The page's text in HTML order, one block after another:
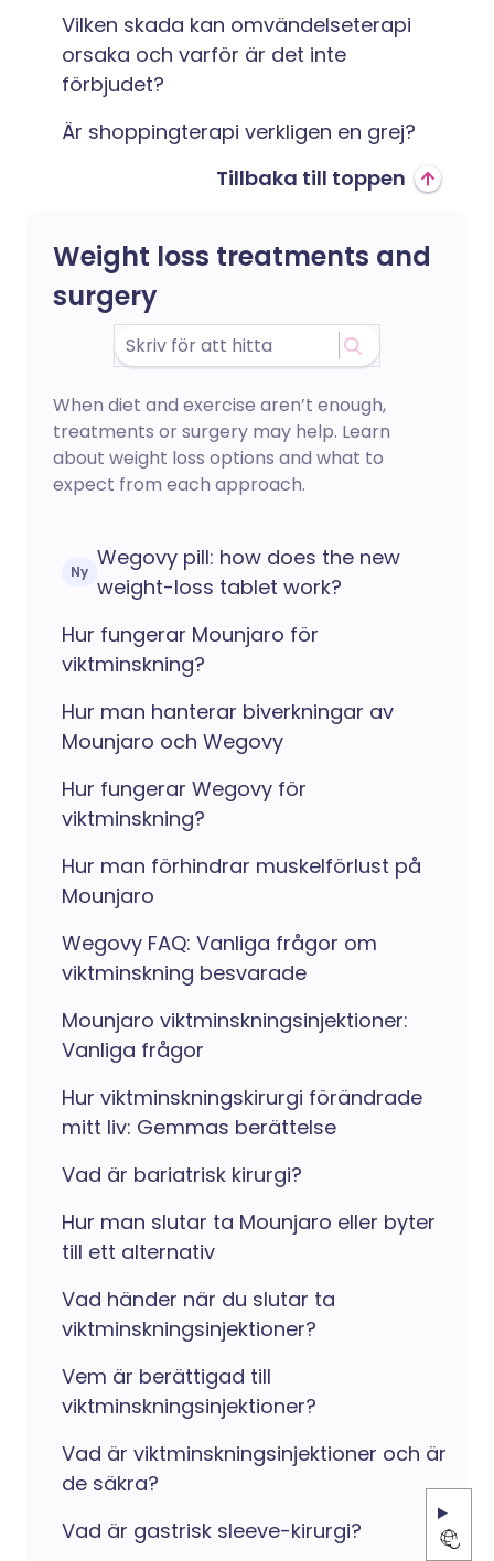
Vilken skada kan omvändelseterapi
orsaka och varför är det inte
förbjudet?
Är shoppingterapi verkligen en grej?
Tillbaka till toppen
Weight loss treatments and
surgery
When diet and exercise aren’t enough,
treatments or surgery may help. Learn
about weight loss options and what to
expect from each approach.
Ny
Wegovy pill: how does the new
weight-loss tablet work?
Hur fungerar Mounjaro för
viktminskning?
Hur man hanterar biverkningar av
Mounjaro och Wegovy
Hur fungerar Wegovy för
viktminskning?
Hur man förhindrar muskelförlust på
Mounjaro
Wegovy FAQ: Vanliga frågor om
viktminskning besvarade
Mounjaro viktminskningsinjektioner:
Vanliga frågor
Hur viktminskningskirurgi förändrade
mitt liv: Gemmas berättelse
Vad är bariatrisk kirurgi?
Hur man slutar ta Mounjaro eller byter
till ett alternativ
Vad händer när du slutar ta
viktminskningsinjektioner?
Vem är berättigad till
viktminskningsinjektioner?
Vad är viktminskningsinjektioner och är
de säkra?
Vad är gastrisk sleeve-kirurgi?